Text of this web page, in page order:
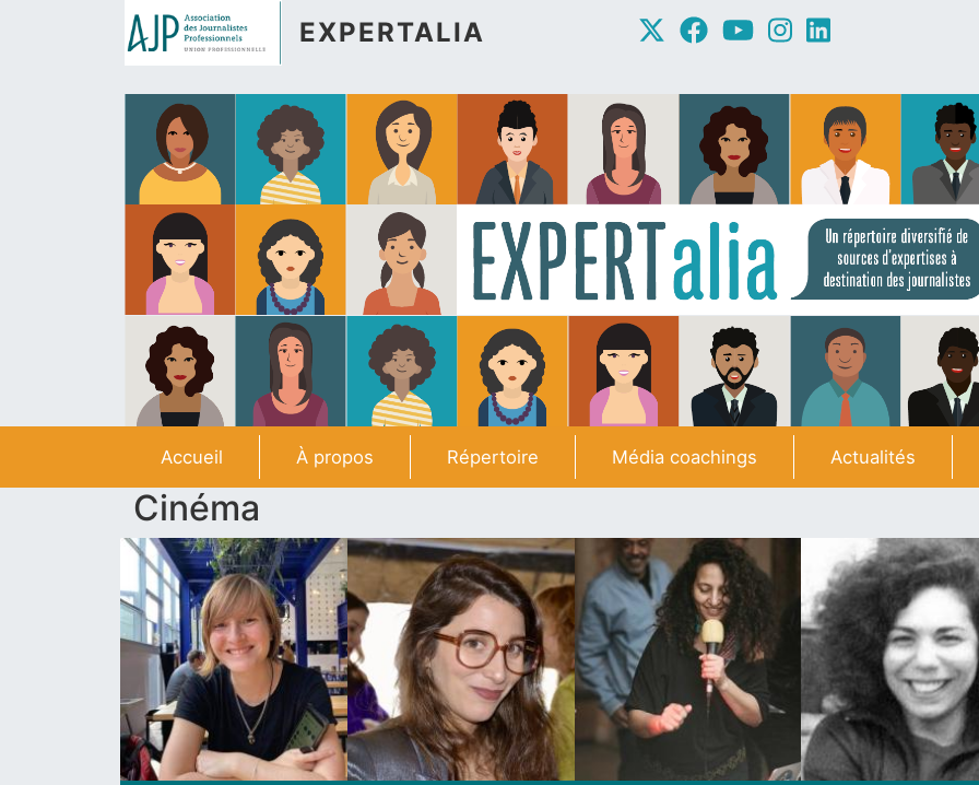
EXPERTALIA
Navigation principale
Accueil À propos Répertoire Média coachings Actualités
Cinéma